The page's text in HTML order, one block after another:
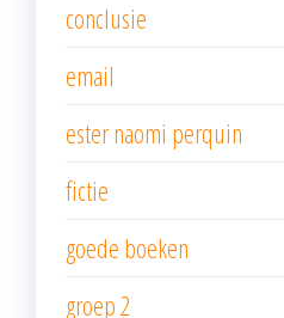
conclusie
email
ester naomi perquin
fictie
goede boeken
groep 2